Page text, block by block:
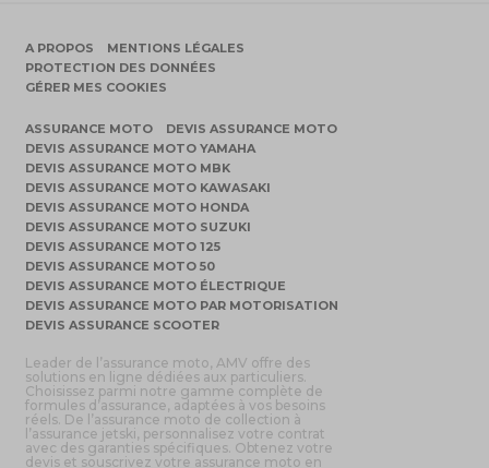
A PROPOS
MENTIONS LÉGALES
PROTECTION DES DONNÉES
GÉRER MES COOKIES
ASSURANCE MOTO
DEVIS ASSURANCE MOTO
DEVIS ASSURANCE MOTO YAMAHA
DEVIS ASSURANCE MOTO MBK
DEVIS ASSURANCE MOTO KAWASAKI
DEVIS ASSURANCE MOTO HONDA
DEVIS ASSURANCE MOTO SUZUKI
DEVIS ASSURANCE MOTO 125
DEVIS ASSURANCE MOTO 50
DEVIS ASSURANCE MOTO ÉLECTRIQUE
DEVIS ASSURANCE MOTO PAR MOTORISATION
DEVIS ASSURANCE SCOOTER
Leader de l’assurance moto, AMV offre des
solutions en ligne dédiées aux particuliers.
Choisissez parmi notre gamme complète de
formules d’assurance, adaptées à vos besoins
réels. De l’assurance moto de collection à
l’assurance jetski, personnalisez votre contrat
avec des garanties spécifiques. Obtenez votre
devis et souscrivez votre assurance moto en